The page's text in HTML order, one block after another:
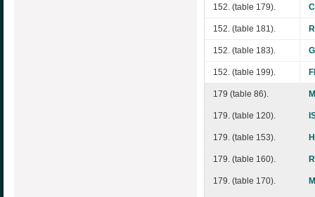
152. (table 179).
152. (table 181).
152. (table 183).
152. (table 199).
179 (table 86).
179. (table 120).
179. (table 153).
179. (table 160).
179. (table 170).